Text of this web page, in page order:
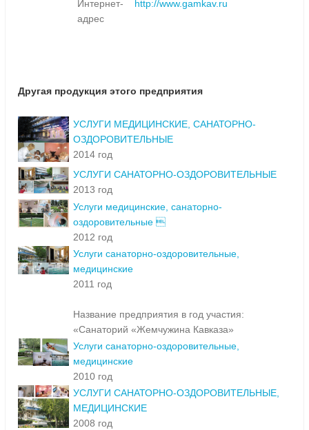
Интернет-
адрес
http://www.gamkav.ru
Другая продукция этого предприятия
УСЛУГИ МЕДИЦИНСКИЕ, САНАТОРНО-
ОЗДОРОВИТЕЛЬНЫЕ
2014 год
УСЛУГИ САНАТОРНО-ОЗДОРОВИТЕЛЬНЫЕ
2013 год
Услуги медицинские, санаторно-
оздоровительные 
2012 год
Услуги санаторно-оздоровительные,
медицинские
2011 год
Название предприятия в год участия:
«Санаторий «Жемчужина Кавказа»
Услуги санаторно-оздоровительные,
медицинские
2010 год
УСЛУГИ САНАТОРНО-ОЗДОРОВИТЕЛЬНЫЕ,
МЕДИЦИНСКИЕ
2008 год